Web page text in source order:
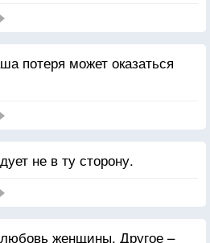
потеря может оказаться
не в ту сторону.
женщины. Другое –